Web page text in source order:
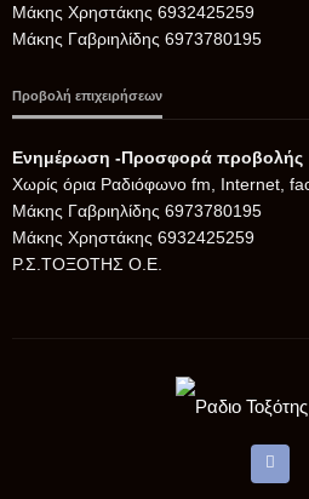
Μάκης Χρηστάκης 6932425259
Μάκης Γαβριηλίδης 6973780195
Προβολή επιχειρήσεων
Ενημέρωση -Προσφορά προβολής
Xωρίς όρια Ραδιόφωνο fm, Internet,
Μάκης Γαβριηλίδης 6973780195
Μάκης Χρηστάκης 6932425259
Ρ.Σ.ΤΟΞΟΤΗΣ Ο.Ε.